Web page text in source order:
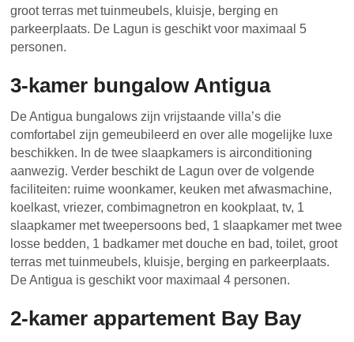
groot terras met tuinmeubels, kluisje, berging en
parkeerplaats. De Lagun is geschikt voor maximaal 5
personen.
3-kamer bungalow Antigua
De Antigua bungalows zijn vrijstaande villa’s die
comfortabel zijn gemeubileerd en over alle mogelijke luxe
beschikken. In de twee slaapkamers is airconditioning
aanwezig. Verder beschikt de Lagun over de volgende
faciliteiten: ruime woonkamer, keuken met afwasmachine,
koelkast, vriezer, combimagnetron en kookplaat, tv, 1
slaapkamer met tweepersoons bed, 1 slaapkamer met twee
losse bedden, 1 badkamer met douche en bad, toilet, groot
terras met tuinmeubels, kluisje, berging en parkeerplaats.
De Antigua is geschikt voor maximaal 4 personen.
2-kamer appartement Bay Bay